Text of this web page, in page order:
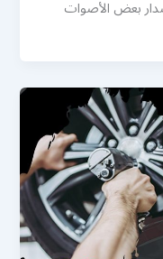
بعض الأصوات